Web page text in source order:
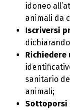
idoneo
animali da
Iscriversi
Richiedere
sanitario
animali;
Sottoporsi